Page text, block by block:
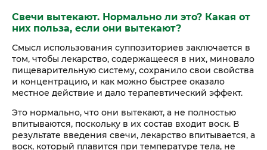
Свечи вытекают. Нормально ли это? Какая от
них польза, если они вытекают?
Смысл использования суппозиториев заключается в
том, чтобы лекарство, содержащееся в них, миновало
пищеварительную систему, сохранило свои свойства
и концентрацию, и как можно быстрее оказало
местное действие и дало терапевтический эффект.
Это нормально, что они вытекают, а не полностью
впитываются, поскольку в их состав входит воск. В
результате введения свечи, лекарство впитывается, а
воск, который плавится при температуре тела, не